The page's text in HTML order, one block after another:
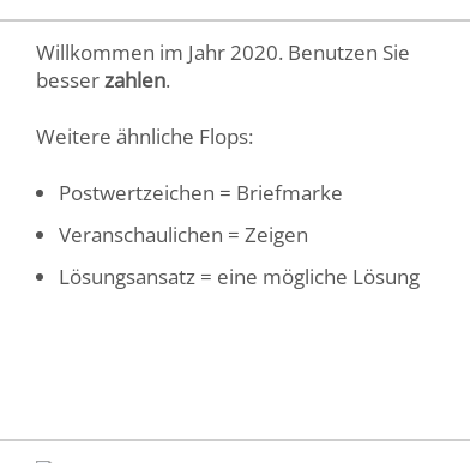
Willkommen im Jahr 2020. Benutzen Sie
besserzahlen.
Weitere ähnliche Flops:
Postwertzeichen = Briefmarke
Veranschaulichen = Zeigen
Lösungsansatz = eine mögliche Lösung